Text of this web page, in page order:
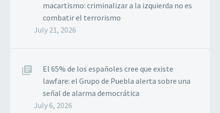
macartismo: criminalizar a la izquierda no es
combatir el terrorismo
July 21, 2026
El 65% de los españoles cree que existe
lawfare: el Grupo de Puebla alerta sobre una
señal de alarma democrática
July 6, 2026